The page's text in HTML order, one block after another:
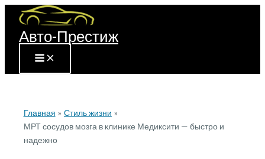
Перейти
содержимому
Авто-Престиж
Главная
Стиль жизни
МРТ сосудов мозга в клинике Медиксити — быстро и
надежно